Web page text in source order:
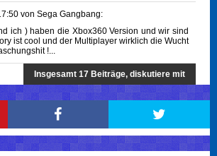
von Sega Gangbang:
ich ) haben die Xbox360 Version und wir sind
ist cool und der Multiplayer wirklich die Wucht
!...
Insgesamt 17 Beiträge, diskutiere mit